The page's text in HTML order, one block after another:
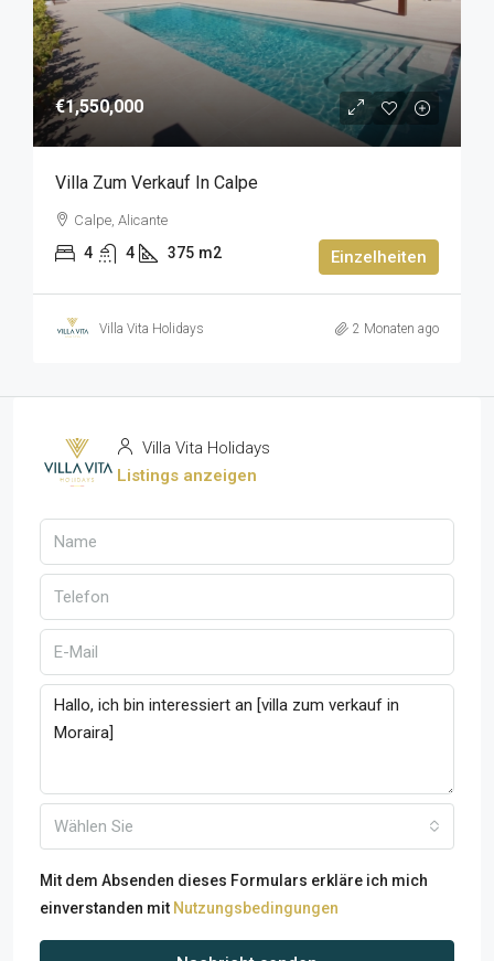
€1,550,000
Villa Zum Verkauf In Calpe
Calpe, Alicante
4 4 375 m2 Einzelheiten
Villa Vita Holidays 2 Monaten ago
Villa Vita Holidays
Listings anzeigen
Wählen Sie
Mit dem Absenden dieses Formulars erkläre ich mich
einverstanden mit Nutzungsbedingungen